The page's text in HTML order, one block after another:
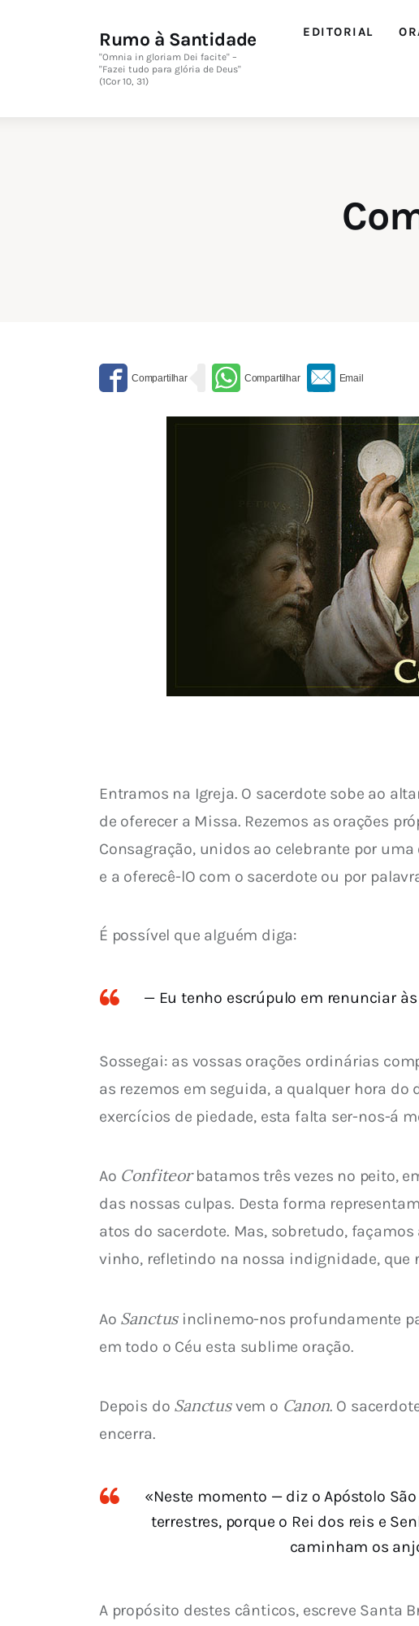
Rumo à Santidade
"Omnia in gloriam Dei facite" –
"Fazei tudo para glória de Deus"
(1Cor 10, 31)
EDITORIAL
Entramos na Igreja. O sacerdote sobe ao
de oferecer a Missa. Rezemos as orações
Consagração, unidos ao celebrante por
e a oferecê-lO com o sacerdote ou por
É possível que alguém diga:
— Eu tenho escrúpulo em renunciar
Sossegai: as vossas orações ordinárias
as rezemos em seguida, a qualquer hora
exercícios de piedade, esta falta ser-nos-á
Ao Confiteor batamos três vezes no peito,
das nossas culpas. Desta forma
atos do sacerdote. Mas, sobretudo,
vinho, refletindo na nossa indignidade, que
Ao Sanctus inclinemo-nos profundamente
em todo o Céu esta sublime oração.
Depois do Sanctus vem o Canon. O
encerra.
«Neste momento — diz o Apóstolo
terrestres, porque o Rei dos reis e
caminham os
A propósito destes cânticos, escreve Santa